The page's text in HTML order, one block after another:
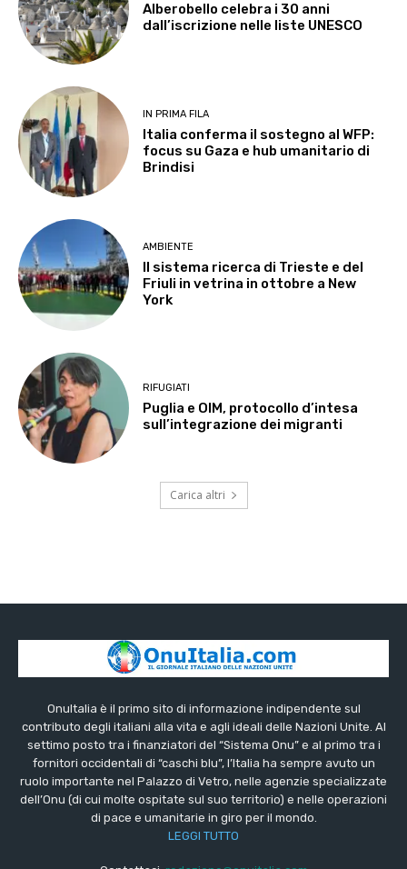
Alberobello celebra i 30 anni
dall’iscrizione nelle liste UNESCO
IN PRIMA FILA
Italia conferma il sostegno al WFP:
focus su Gaza e hub umanitario di
Brindisi
AMBIENTE
Il sistema ricerca di Trieste e del
Friuli in vetrina in ottobre a New
York
RIFUGIATI
Puglia e OIM, protocollo d’intesa
sull’integrazione dei migranti
Carica altri
OnuItalia è il primo sito di informazione indipendente sul
contributo degli italiani alla vita e agli ideali delle Nazioni Unite. Al
settimo posto tra i finanziatori del “Sistema Onu” e al primo tra i
fornitori occidentali di “caschi blu”, l’Italia ha sempre avuto un
ruolo importante nel Palazzo di Vetro, nelle agenzie specializzate
dell’Onu (di cui molte ospitate sul suo territorio) e nelle operazioni
di pace e umanitarie in giro per il mondo.
LEGGI TUTTO